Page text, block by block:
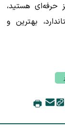
حرفه‌ای هستید،
بهترین و